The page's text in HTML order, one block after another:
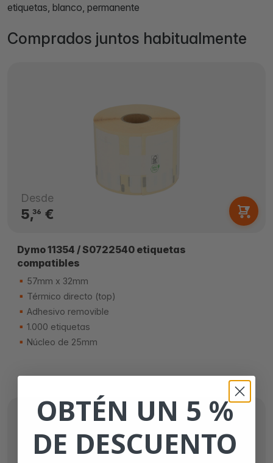
etiquetas, blanco, permanente
Comprados juntos habitualmente
Desde
5,36 €
Dymo 11354 / S0722540 etiquetas
compatibles
57mm x 32mm
Térmico directo (top)
Adhesivo removible
1.000 etiquetas
Núcleo de 25mm
OBTÉN UN 5 %
DE DESCUENTO